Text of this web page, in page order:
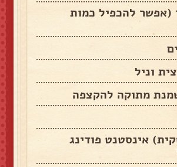
(אפשר להכפיל כמות
אינסטנט פודינג